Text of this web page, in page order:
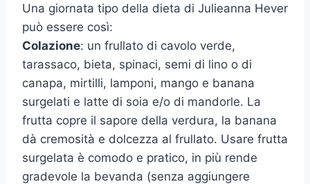
Una giornata tipo della dieta di Julieanna Hever
può essere così:
Colazione: un frullato di cavolo verde,
tarassaco, bieta, spinaci, semi di lino o di
canapa, mirtilli, lamponi, mango e banana
surgelati e latte di soia e/o di mandorle. La
frutta copre il sapore della verdura, la banana
dà cremosità e dolcezza al frullato. Usare frutta
surgelata è comodo e pratico, in più rende
gradevole la bevanda (senza aggiungere